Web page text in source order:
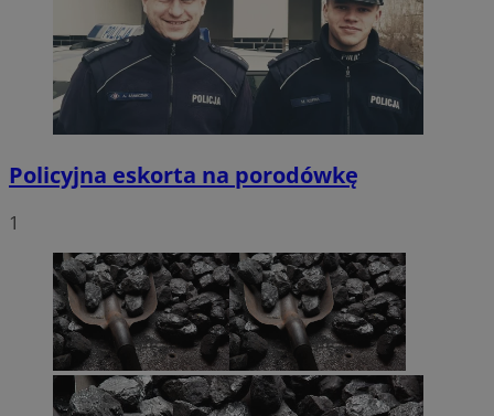
Policyjna eskorta na porodówkę
1